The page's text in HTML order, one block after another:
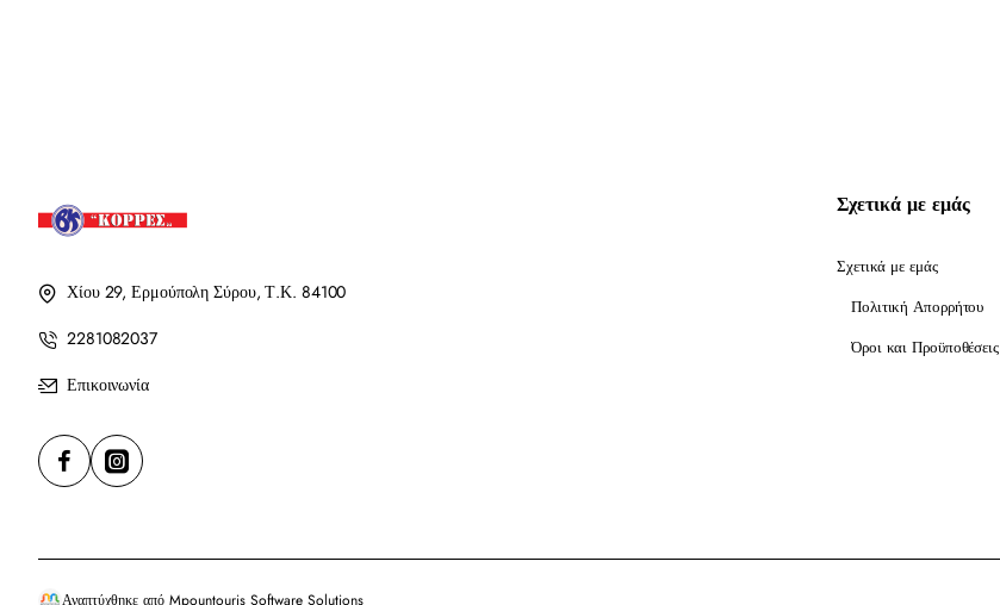
Χίου 29, Ερμούπολη Σύρου, Τ.Κ. 84100
2281082037
Επικοινωνία
Σχετικά με εμάς
Σχετικά με εμάς
Πολιτική Απορρήτου
Όροι και Προϋποθέσεις
Αναπτύχθηκε από Mpountouris Software Solutions